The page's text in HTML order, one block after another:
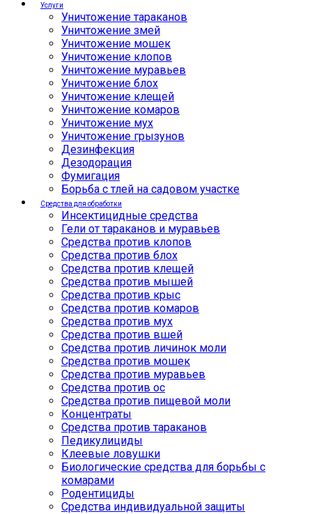
Услуги
Уничтожение тараканов
Уничтожение змей
Уничтожение мошек
Уничтожение клопов
Уничтожение муравьев
Уничтожение блох
Уничтожение клещей
Уничтожение комаров
Уничтожение мух
Уничтожение грызунов
Дезинфекция
Дезодорация
Фумигация
Борьба с тлей на садовом участке
Средства для обработки
Инсектицидные средства
Гели от тараканов и муравьев
Средства против клопов
Средства против блох
Средства против клещей
Средства против мышей
Средства против крыс
Средства против комаров
Средства против мух
Средства против вшей
Средства против личинок моли
Средства против мошек
Средства против муравьев
Средства против ос
Средства против пищевой моли
Концентраты
Средства против тараканов
Педикулициды
Клеевые ловушки
Биологические средства для борьбы с
комарами
Родентициды
Средства индивидуальной защиты